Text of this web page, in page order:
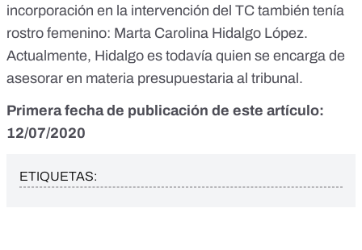
incorporación en la intervención del TC también tenía
rostro femenino: Marta Carolina Hidalgo López.
Actualmente, Hidalgo es todavía quien se encarga de
asesorar en materia presupuestaria al tribunal.
Primera fecha de publicación de este artículo:
12/07/2020
ETIQUETAS: